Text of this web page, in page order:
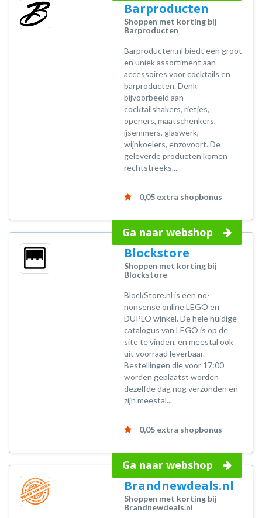
Barproducten
Shoppen met korting bij
Barproducten
Barproducten.nl biedt een groot
en uniek assortiment aan
accessoires voor cocktails en
barproducten. Denk
bijvoorbeeld aan
cocktailshakers, rietjes,
openers, maatschenkers,
ijsemmers, glaswerk,
wijnkoelers, enzovoort. De
geleverde producten komen
rechtstreeks...
0,05 extra shopbonus
Ga naar webshop
Blockstore
Shoppen met korting bij
Blockstore
BlockStore.nl is een no-
nonsense online LEGO en
DUPLO winkel. De hele huidige
catalogus van LEGO is op de
site te vinden, en meestal ook
uit voorraad leverbaar.
Bestellingen die voor 17:00
worden geplaatst worden
dezelfde dag nog verzonden en
zijn meestal...
0,05 extra shopbonus
Ga naar webshop
Brandnewdeals.nl
Shoppen met korting bij
Brandnewdeals.nl